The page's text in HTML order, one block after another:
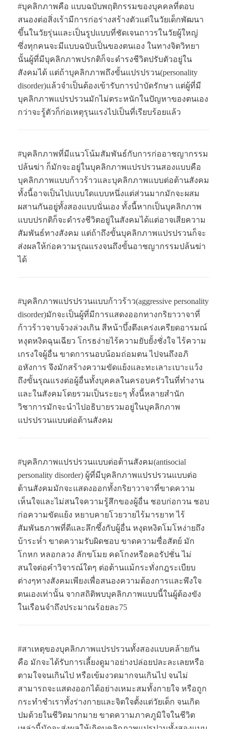
#บุคลิกภาพคือ แบบฉบับพฤติกรรมของบุคคลที่ตอบ
สนองต่อสิ่งเร้ามีการก่อร่างสร้างตัวแต่ในวัยเด็กพัฒนา
ขึ้นในวัยรุ่นและเป็นรูปแบบที่ชัดเจนถาวรในวัยผู้ใหญ่
ซึ่งทุกคนจะมีแบบฉบับเป็นของตนเอง ในทางจิตวิทยา
นั้นผู้ที่มีบุคลิกภาพปรกติก็จะดำรงชีวิตปรับตัวอยู่ใน
สังคมได้ แต่ถ้าบุคลิกภาพถึงขั้นแปรปรวน(personality
disorder)แล้วจำเป็นต้องเข้ารับการบำบัดรักษา แต่ผู้ที่มี
บุคลิกภาพแปรปรวนมักไม่ตระหนักในปัญหาของตนเอง
กว่าจะรู้ตัวก็ก่อเหตุรุนแรงไปเป็นที่เรียบร้อยแล้ว
#บุคลิกภาพที่มีแนวโน้มสัมพันธ์กับการก่ออาชญากรรม
ปล้นฆ่า ก็มักจะอยู่ในบุคลิกภาพแปรปรวนสองแบบคือ
บุคลิกภาพแบบก้าวร้าวและบุคลิกภาพแบบต่อต้านสังคม
ทั้งนี้อาจเป็นไปแบบใดแบบหนึ่งแต่ส่วนมากมักจะผสม
ผสานกันอยู่ทั้งสองแบบนั่นเอง ทั้งนี้หากเป็นบุคลิกภาพ
แบบปรกติก็จะดำรงชีวิตอยู่ในสังคมได้แต่อาจเสียความ
สัมพันธ์ทางสังคม แต่ถ้าถึงขั้นบุคลิกภาพแปรปรวนก็จะ
ส่งผลให้ก่อความรุณแรงจนถึงขั้นอาชญากรรมปล้นฆ่า
ได้
#บุคลิกภาพแปรปรวนแบบก้าวร้าว(aggressive personality
disorder)มักจะเป็นผู้ที่มีการแสดงออกทางกริยาวาจาที่
ก้าวร้าวจาบจ้วงล่วงเกิน สีหน้าบึ้งตึงเคร่งเครียดอารมณ์
หงุดหงิดฉุนเฉียว โกรธง่ายไร้ความยับยั้งชั่งใจ ไร้ความ
เกรงใจผู้อื่น ขาดการนอบน้อมถ่อมตน ไปจนถึงอภิ
อหังการ จึงมักสร้างความขัดแย้งและทะเลาะเบาะแว้ง
ถึงขั้นรุณแรงต่อผู้อื่นทั้งบุคคลในครอบครัวในที่ทำงาน
และในสังคมโดยรวมเป็นระยะๆ ทั้งนี้หลายสำนัก
วิชาการมักจะนำไปอธิบายรวมอยู่ในบุคลิกภาพ
แปรปรวนแบบต่อต้านสังคม
#บุคลิกภาพแปรปรวนแบบต่อต้านสังคม(antisocial
personality disorder) ผู้ที่มีบุคลิกภาพแปรปรวนแบบต่อ
ต้านสังคมมักจะแสดงออกทั้งกริยาวาจาที่ขาดความ
เห็นใจและไม่สนใจความรู้สึกของผู้อื่น ชอบก่อกวน ชอบ
ก่อความขัดแย้ง หยาบคายโวยวายไร้มารยาท ไร้
สัมพันธภาพที่ดีและลึกซึ้งกับผู้อื่น หงุดหงิดโมโหง่ายถึง
บ้าระห่ำ ขาดความรับผิดชอบ ขาดความซื่อสัตย์ มัก
โกหก หลอกลวง ลักขโมย คดโกงหรือคอรัปชั่น ไม่
สนใจต่อคำวิจารณ์ใดๆ ต่อต้านแม้กระทั่งกฎระเบียบ
ต่างๆทางสังคมเพียงเพื่อสนองความต้องการและพึงใจ
ตนเองเท่านั้น จากสถิติพบบุคลิกภาพแบบนี้ในผู้ต้องขัง
ในเรือนจำถึงประมาณร้อยละ75
#สาเหตุของบุคลิกภาพแปรปรวนทั้งสองแบบคล้ายกัน
คือ มักจะได้รับการเลี้ยงดูมาอย่างปล่อยปละละเลยหรือ
ตามใจจนเกินไป หรือเข้มงวดมากจนเกินไป จนไม่
สามารถจะแสดงออกได้อย่างเหมะสมทั้งกายใจ หรือถูก
กระทำชำเราทั้งร่างกายและจิตใจตั้งแต่วัยเด็ก จนเกิด
ปมด้วยในชีวิตมากมาย ขาดความภาคภูมิใจในชีวิต